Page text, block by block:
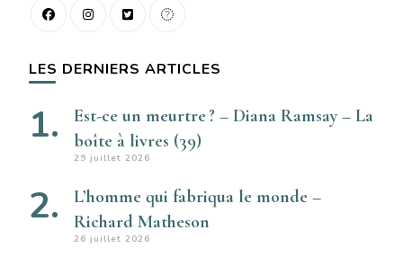
LES DERNIERS ARTICLES
Est-ce un meurtre ? – Diana Ramsay – La
boîte à livres (39)
29 juillet 2026
L’homme qui fabriqua le monde –
Richard Matheson
26 juillet 2026